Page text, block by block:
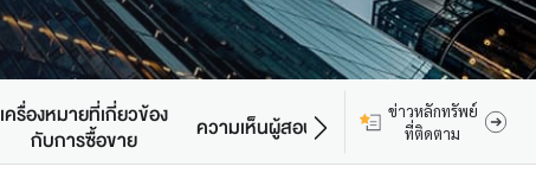
เครื่องหมายที่เกี่ยวข้อง
กับการซื้อขาย
ความเห็นผู้สอบบัญชี
ข่าวหลักทรัพย์
ที่ติดตาม